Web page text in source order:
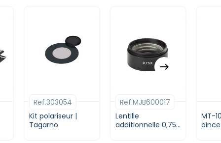
Kit polariseur |
Tagarno
Ref.303054
Lentille
additionnelle 0,75 |
Ref.MJB600017
MT-